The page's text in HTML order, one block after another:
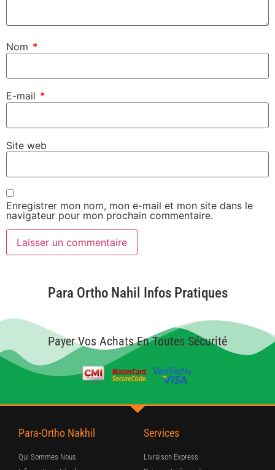
Nom *
E-mail *
Site web
Enregistrer mon nom, mon e-mail et mon site dans le
navigateur pour mon prochain commentaire.
Para Ortho Nahil Infos Pratiques
Payer Vos Achats En Toutes Sécurité
Para-Ortho Nakhil
Qui Sommes Nous
Services
Livraison Express